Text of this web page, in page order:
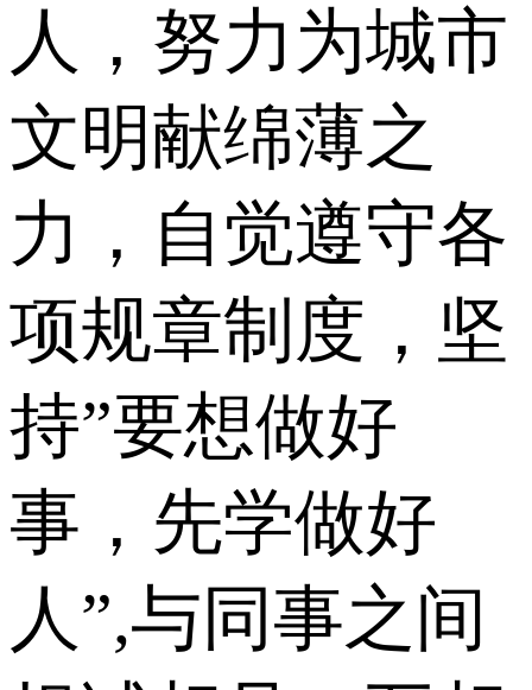
人，努力为城市
文明献绵薄之
力，自觉遵守各
项规章制度，坚
持”要想做好
事，先学做好
人”,与同事之间